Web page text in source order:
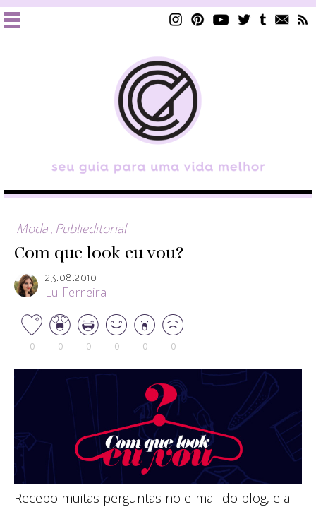
Moda Publieditorial
Com que look eu vou?
23.08.2010
Lu Ferreira
0 0 0 0 0 0
Recebo muitas perguntas no e-mail do blog, e a